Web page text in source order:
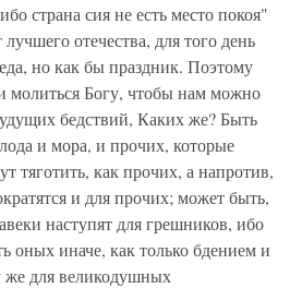
страна сия не есть место покоя"
отечества, для того день
но как бы праздник. Поэтому
молиться Богу, чтобы нам можно
бедствий, Каких же? Быть
и мора, и прочих, которые
тяготить, как прочих, а напротив,
и для прочих; может быть,
наступят для грешников, ибо
оных иначе, как только бдением и
же для великодушных